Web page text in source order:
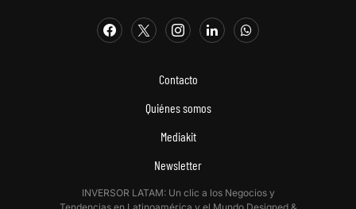
Contacto
Quiénes somos
Mediakit
Newsletter
INVERSOR LATAM: Un clic a los Negocios y